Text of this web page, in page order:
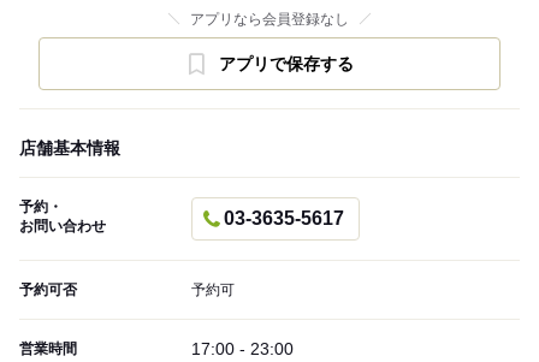
アプリなら会員登録なし
アプリで保存する
店舗基本情報
予約・
お問い合わせ
03-3635-5617
予約可否 予約可
営業時間 17:00 - 23:00